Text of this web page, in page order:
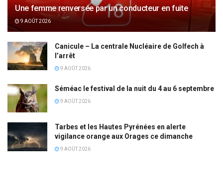
Une femme renversée par un conducteur en fuite
9 AOÛT 2026
Canicule – La centrale Nucléaire de Golfech à
l’arrêt
9 AOÛT 2026
Séméac le festival de la nuit du 4 au 6 septembre
9 AOÛT 2026
Tarbes et les Hautes Pyrénées en alerte
vigilance orange aux Orages ce dimanche
9 AOÛT 2026